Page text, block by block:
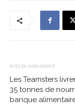
Article précédent
Les Teamsters
35 tonnes de
banque